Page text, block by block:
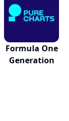
Formula One
Generation